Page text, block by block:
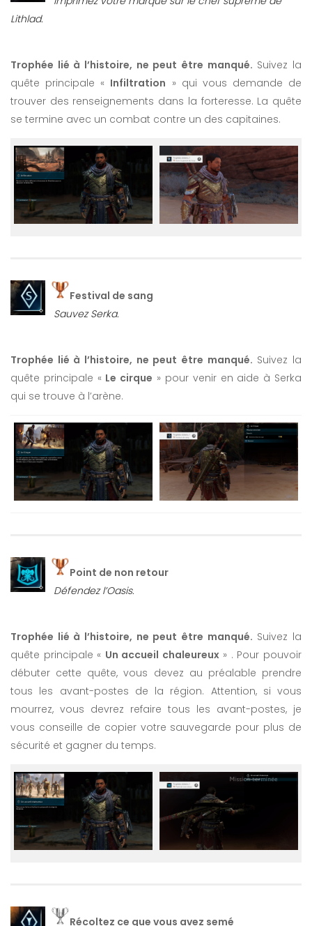
Lithlad.
Trophée lié à l’histoire, ne peut être manqué. Suivez la
quête principale « Infiltration » qui vous demande de
trouver des renseignements dans la forteresse. La quête
se termine avec un combat contre un des capitaines.
Festival de sang
Sauvez Serka.
Trophée lié à l’histoire, ne peut être manqué. Suivez la
quête principale « Le cirque » pour venir en aide à Serka
qui se trouve à l’arène.
Point de non retour
Défendez l’Oasis.
Trophée lié à l’histoire, ne peut être manqué. Suivez la
quête principale « Un accueil chaleureux» . Pour pouvoir
débuter cette quête, vous devez au préalable prendre
tous les avant-postes de la région. Attention, si vous
mourrez, vous devrez refaire tous les avant-postes, je
vous conseille de copier votre sauvegarde pour plus de
sécurité et gagner du temps.
Récoltez ce que vous avez semé